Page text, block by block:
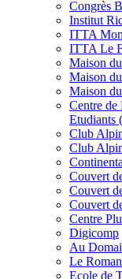
Congrès
Institut
ITTA
ITTA Le
Maison
Maison
Maison
Centre de
Etudiants
Club
Club
Couvert
Couvert
Couvert
Centre
Digicomp
Au
Le
Ecole de